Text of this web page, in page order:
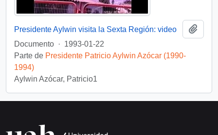
Presidente Aylwin visita la Sexta Región: video
Documento · 1993-01-22
Parte de Presidente Patricio Aylwin Azócar (1990-
1994)
Aylwin Azócar, Patricio1